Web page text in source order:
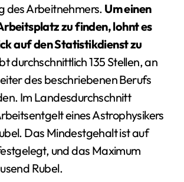
des Arbeitnehmers. Um einen
zu finden, lohnt es
auf den Statistikdienst zu
durchschnittlich 135 Stellen, an
des beschriebenen Berufs
Im Landesdurchschnitt
eines Astrophysikers
Das Mindestgehalt ist auf
und das Maximum
Rubel.